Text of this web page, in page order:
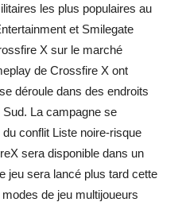
les plus populaires au
et Smilegate
X sur le marché
de Crossfire X ont
déroule dans des endroits
La campagne se
conflit Liste noire-risque
sera disponible dans un
jeu sera lancé plus tard cette
de jeu multijoueurs